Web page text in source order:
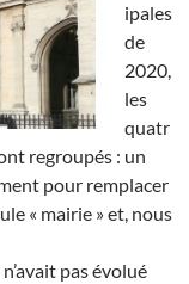
ipales
de
2020,
les
quatr
regroupés : un
pour remplacer
« mairie » et, nous
pas évolué